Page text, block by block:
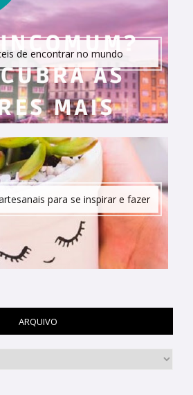
de encontrar no mundo
para se inspirar e fazer
ARQUIVO